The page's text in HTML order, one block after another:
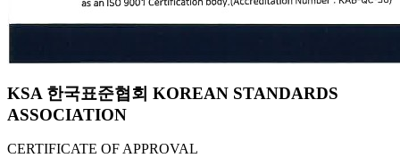
KSA 한국표준협회 KOREAN STANDARDS
ASSOCIATION
CERTIFICATE OF APPROVAL